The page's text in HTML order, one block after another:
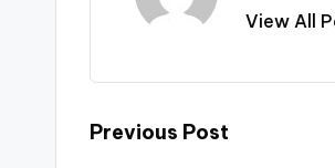
View All
Post
Previous Post